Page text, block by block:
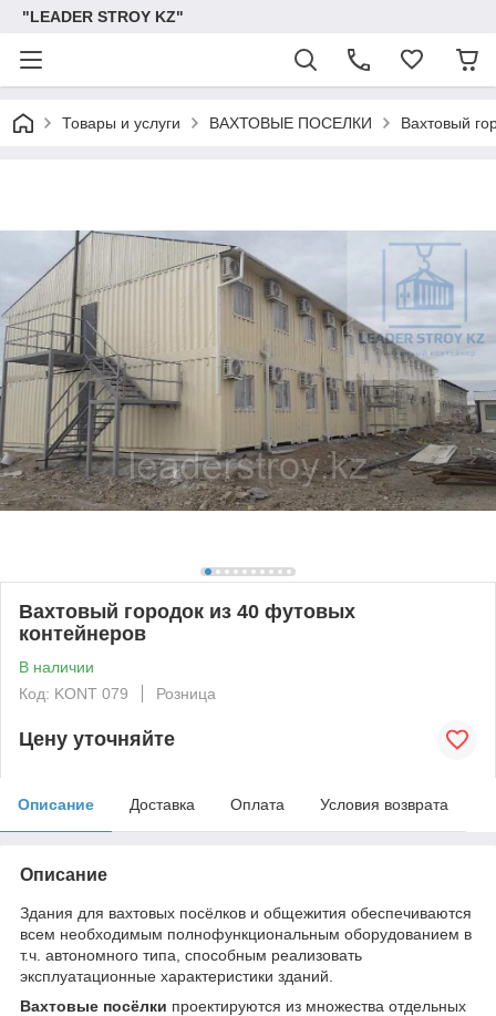
"LEADER STROY KZ"
Товары и услуги ВАХТОВЫЕ ПОСЕЛКИ Вахтовый
Вахтовый городок из 40 футовых
контейнеров
В наличии
Код: KONT 079
Розница
Цену уточняйте
Описание Доставка Оплата Условия возврата
Описание
Здания для вахтовых посёлков и общежития обеспечиваются
всем необходимым полнофункциональным оборудованием в
т.ч. автономного типа, способным реализовать
эксплуатационные характеристики зданий.
Вахтовые посёлки проектируются из множества отдельных